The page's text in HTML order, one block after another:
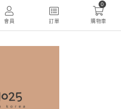
會員 訂單
0
購物車